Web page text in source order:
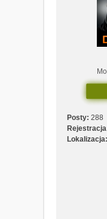
Posty: 288
Lokalizacja: